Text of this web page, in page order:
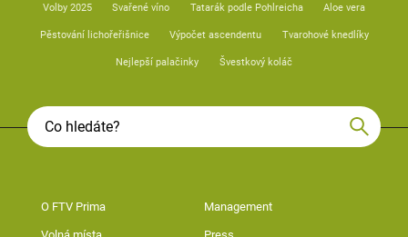
Volby 2025 Svařené víno Tatarák podle Pohlreicha Aloe vera
Pěstování lichořeřišnice Výpočet ascendentu Tvarohové knedlíky
Nejlepší palačinky Švestkový koláč
O FTV Prima Management